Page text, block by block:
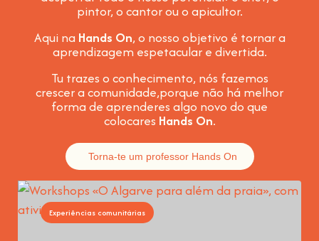
pintor, o cantor ou o apicultor.
Aqui na Hands On, o nosso objetivo é tornar a
aprendizagem espetacular e divertida.
Tu trazes o conhecimento, nós fazemos
crescer a comunidade,porque não há melhor
forma de aprenderes algo novo do que
colocares Hands On.
Torna-te um professor Hands On
Experiências comunitárias